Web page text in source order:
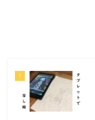
1